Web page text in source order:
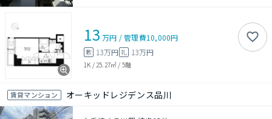
13 万円 /管理費10,000円
敷 13万円 礼 13万円
1K / 25.27㎡ / 5階
賃貸マンション オーキッドレジデンス品川